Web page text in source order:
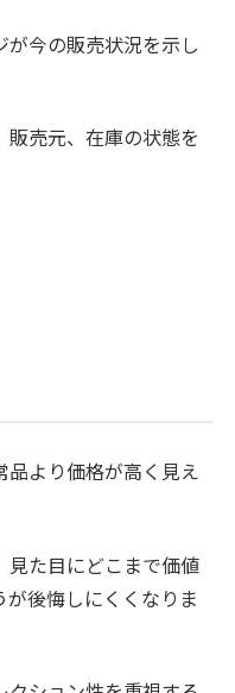
今の販売状況を示し
売元、在庫の状態を
品より価格が高く見え
見た目にどこまで価値
後悔しにくくなりま